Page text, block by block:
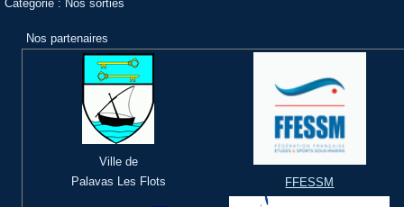
Catégorie : Nos sorties
Nos partenaires
Ville de
Palavas Les Flots
FFESSM